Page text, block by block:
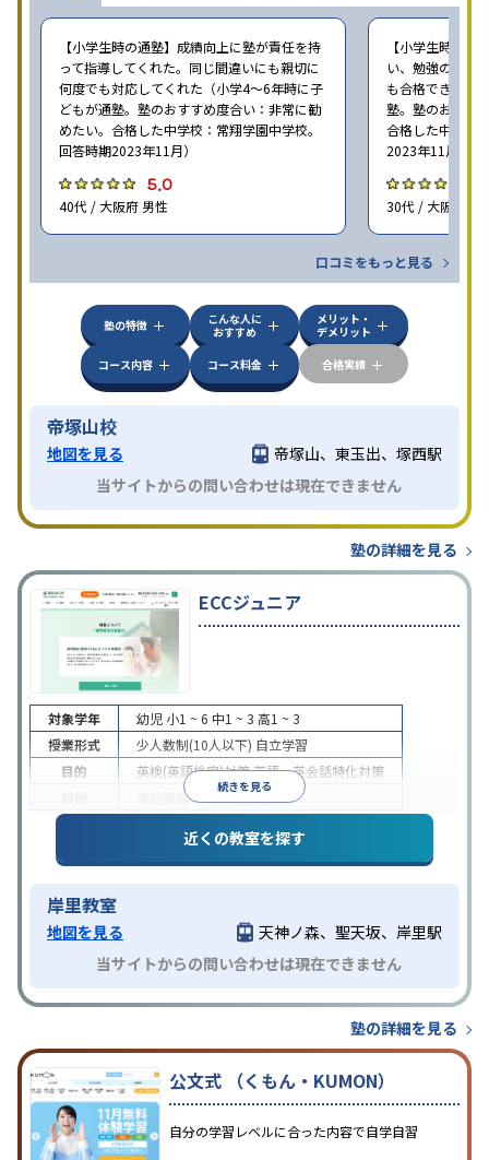
【小学生時の通塾】成績向上に塾が責任を持
って指導してくれた。同じ間違いにも親切に
何度でも対応してくれた（小学4〜6年時に子
どもが通塾。塾のおすすめ度合い：非常に勧
めたい。合格した中学校：常翔学園中学校。
回答時期2023年11月）
5.0
40代 / 大阪府 男性
【小学生時の通
い、勉強の習慣
も合格できた（
塾。塾のおすす
合格した中学校
2023年11月）
30代 / 大阪府 女
口コミをもっと見る
塾の特徴
こんな人に
おすすめ
メリット・
デメリット
コース内容
コース料金 合格実績
帝塚山校
地図を見る
帝塚山、東玉出、塚西駅
当サイトからの問い合わせは現在できません
塾の詳細を見る
ECCジュニア
続きを見る
対象学年 幼児 小1 ~ 6 中1 ~ 3 高1 ~ 3
授業形式
少人数制(10人以下) 自立学習
目的
英検(英語検定)対策英語・英会話特化対策
季節講習のみの受講可
近くの教室を探す
岸里教室
地図を見る
天神ノ森、聖天坂、岸里駅
当サイトからの問い合わせは現在できません
塾の詳細を見る
公文式 （くもん・KUMON）
自分の学習レベルに合った内容で自学自習